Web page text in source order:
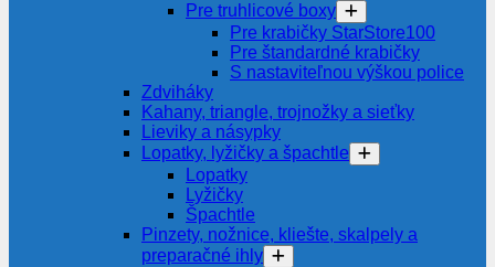
Pre truhlicové boxy
Pre krabičky StarStore100
Pre štandardné krabičky
S nastaviteľnou výškou police
Zdviháky
Kahany, triangle, trojnožky a sieťky
Lieviky a násypky
Lopatky, lyžičky a špachtle
Lopatky
Lyžičky
Špachtle
Pinzety, nožnice, kliešte, skalpely a
preparačné ihly